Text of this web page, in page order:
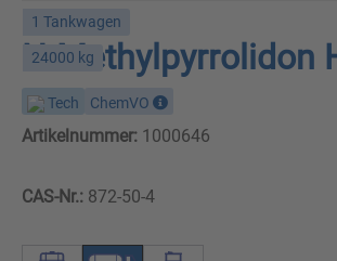
1 Tankwagen
24000 kg
N-Methylpyrrolidon
Tech ChemVO
Artikelnummer: 1000646
CAS-Nr.: 872-50-4